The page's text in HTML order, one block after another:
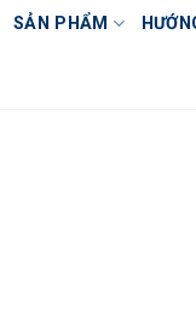
SẢN PHẨM